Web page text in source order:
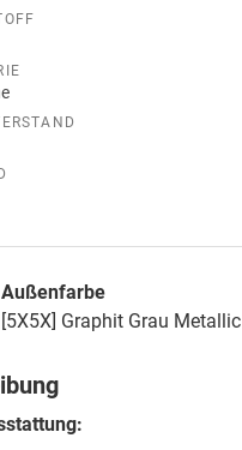
Außenfarbe
[5X5X] Graphit Grau Metallic